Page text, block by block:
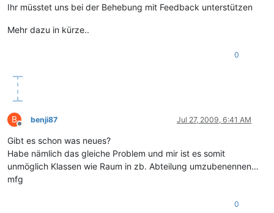
Ihr müsstet uns bei der Behebung mit Feedback unterstützen
Mehr dazu in kürze..
0
B
Offline
benji87 Jul 27, 2009, 6:41 AM
Gibt es schon was neues?
Habe nämlich das gleiche Problem und mir ist es somit
unmöglich Klassen wie Raum in zb. Abteilung umzubenennen…
mfg
0